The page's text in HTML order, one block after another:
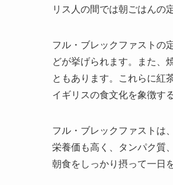
リス人の間では朝ごはんの
フル・ブレックファストの
どが挙げられます。また、
ともあります。これらに紅
イギリスの食文化を象徴す
フル・ブレックファストは
栄養価も高く、タンパク質
朝食をしっかり摂って一日